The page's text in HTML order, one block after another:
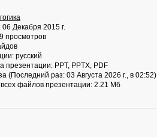
Декабря 2015 г.
просмотров
русский
презентации: PPT, PPTX, PDF
(Последний раз: 03 Августа 2026 г., в 02:52)
файлов презентации: 2.21 Мб